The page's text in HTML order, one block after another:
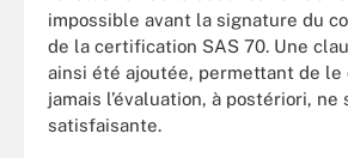
impossible avant la signature du
de la certification SAS 70. Une
ainsi été ajoutée, permettant de le
jamais l’évaluation, à postériori, ne
satisfaisante.